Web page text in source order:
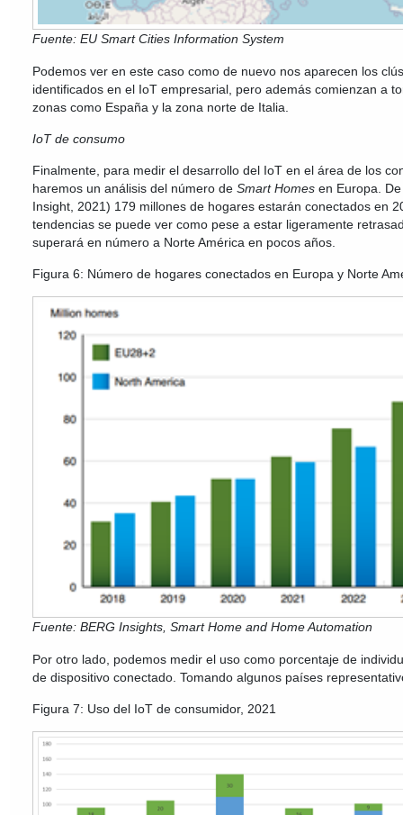
Fuente: EU Smart Cities Information System
Podemos ver en este caso como de nuevo nos aparecen los
identificados en el IoT empresarial, pero además comienzan a
zonas como España y la zona norte de Italia.
IoT de consumo
Finalmente, para medir el desarrollo del IoT en el área de los
haremos un análisis del número de Smart Homes en Europa.
Insight, 2021) 179 millones de hogares estarán conectados en
tendencias se puede ver como pese a estar ligeramente
superará en número a Norte América en pocos años.
Figura 6: Número de hogares conectados en Europa y Norte
Fuente: BERG Insights, Smart Home and Home Automation
Por otro lado, podemos medir el uso como porcentaje de
de dispositivo conectado. Tomando algunos países
Figura 7: Uso del IoT de consumidor, 2021